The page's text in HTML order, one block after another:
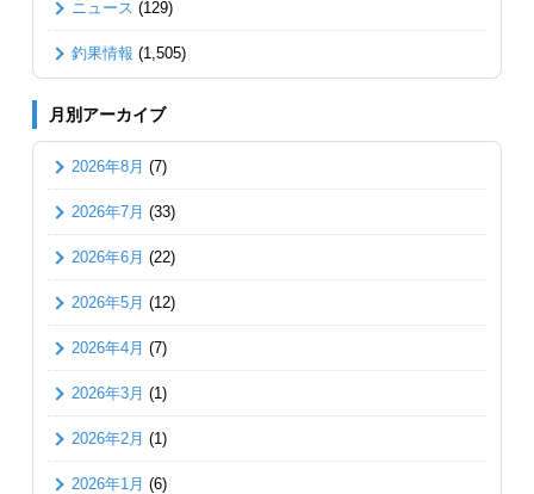
ニュース (129)
釣果情報 (1,505)
月別アーカイブ
2026年8月 (7)
2026年7月 (33)
2026年6月 (22)
2026年5月 (12)
2026年4月 (7)
2026年3月 (1)
2026年2月 (1)
2026年1月 (6)